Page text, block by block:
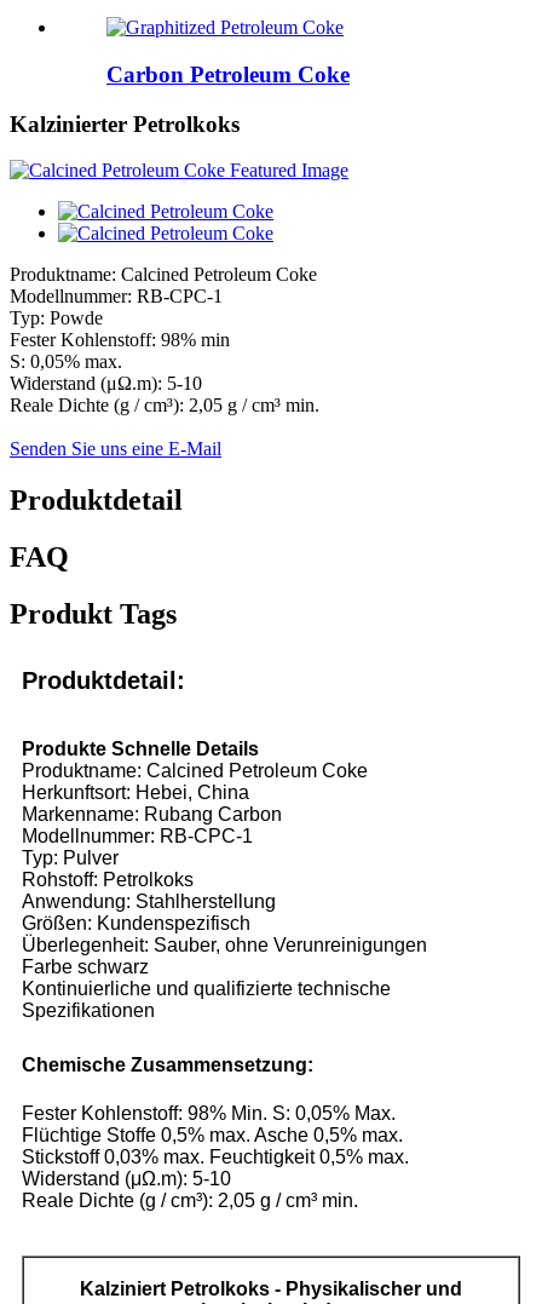
Carbon Petroleum Coke
Kalzinierter Petrolkoks
Produktname: Calcined Petroleum Coke
Modellnummer: RB-CPC-1
Typ: Powde
Fester Kohlenstoff: 98% min
S: 0,05% max.
Widerstand (μΩ.m): 5-10
Reale Dichte (g / cm³): 2,05 g / cm³ min.
Senden Sie uns eine E-Mail
Produktdetail
FAQ
Produkt Tags
Produktdetail:
Produkte Schnelle Details
Produktname: Calcined Petroleum Coke
Herkunftsort: Hebei, China
Markenname: Rubang Carbon
Modellnummer: RB-CPC-1
Typ: Pulver
Rohstoff: Petrolkoks
Anwendung: Stahlherstellung
Größen: Kundenspezifisch
Überlegenheit: Sauber, ohne Verunreinigungen
Farbe schwarz
Kontinuierliche und qualifizierte technische
Spezifikationen
Chemische Zusammensetzung:
Fester Kohlenstoff: 98% Min. S: 0,05% Max.
Flüchtige Stoffe 0,5% max. Asche 0,5% max.
Stickstoff 0,03% max. Feuchtigkeit 0,5% max.
Widerstand (μΩ.m): 5-10
Reale Dichte (g / cm³): 2,05 g / cm³ min.
Kalziniert Petrolkoks - Physikalischer und